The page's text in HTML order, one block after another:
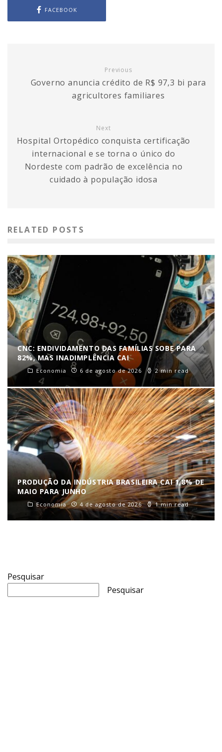
FACEBOOK
Previous
Governo anuncia crédito de R$ 97,3 bi para
agricultores familiares
Next
Hospital Ortopédico conquista certificação
internacional e se torna o único do
Nordeste com padrão de excelência no
cuidado à população idosa
RELATED POSTS
CNC: ENDIVIDAMENTO DAS FAMÍLIAS SOBE PARA
82%, MAS INADIMPLÊNCIA CAI
Economia 6 de agosto de 2026 2 min read
PRODUÇÃO DA INDÚSTRIA BRASILEIRA CAI 1,8% DE
MAIO PARA JUNHO
Economia 4 de agosto de 2026 1 min read
Pesquisar
Pesquisar